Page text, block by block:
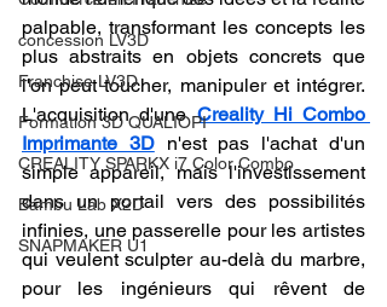
concession LV3D
Franchise LV3D
Formation 3D QUALIOPI
CREALITY SPARKX i7 Color Combo
Bambu Lab X2D
SNAPMAKER U1
palpable, transformant les concepts les
plus abstraits en objets concrets que
l'on peut toucher, manipuler et intégrer.
L'acquisition d'une Creality Hi Combo
Imprimante 3D n'est pas l'achat d'un
simple appareil, mais l'investissement
dans un portail vers des possibilités
infinies, une passerelle pour les artistes
qui veulent sculpter au-delà du marbre,
pour les ingénieurs qui rêvent de